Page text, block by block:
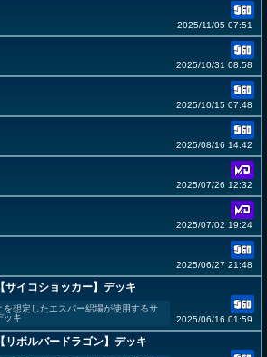
2025/11/05 07:51
2025/10/31 08:58
2025/10/15 07:48
2025/08/16 14:42
2025/07/26 12:32
2025/07/02 19:24
2025/06/27 21:48
サイコショッカー】デッキ
想定したエスパー絽場が使用するサ
ッキ
2025/06/16 01:59
リボルバードラゴン】デッキ